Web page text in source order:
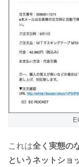
これは全く実態の
というネットショ